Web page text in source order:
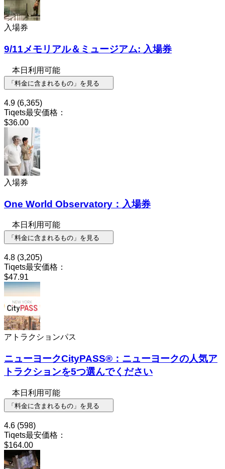
入場券
9/11メモリアル＆ミュージアム: 入場券
本日利用可能
「料金に含まれるもの」を見る
4.9 (6,365)
Tiqets最安価格：
$36.00
入場券
One World Observatory：入場券
本日利用可能
「料金に含まれるもの」を見る
4.8 (3,205)
Tiqets最安価格：
$47.91
アトラクションパス
ニューヨークCityPASS®：ニューヨークの人気ア
トラクションを5つ選んでください
本日利用可能
「料金に含まれるもの」を見る
4.6 (598)
Tiqets最安価格：
$164.00